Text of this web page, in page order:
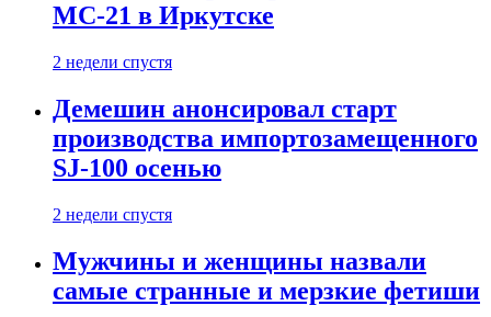
МС-21 в Иркутске
2 недели спустя
Демешин анонсировал старт
производства импортозамещенного
SJ-100 осенью
2 недели спустя
Мужчины и женщины назвали
самые странные и мерзкие фетиши